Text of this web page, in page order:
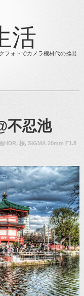
活
フォトでカメラ機材代の捻出
不忍池
HDR, 桜, SIGMA 20mm F1.8